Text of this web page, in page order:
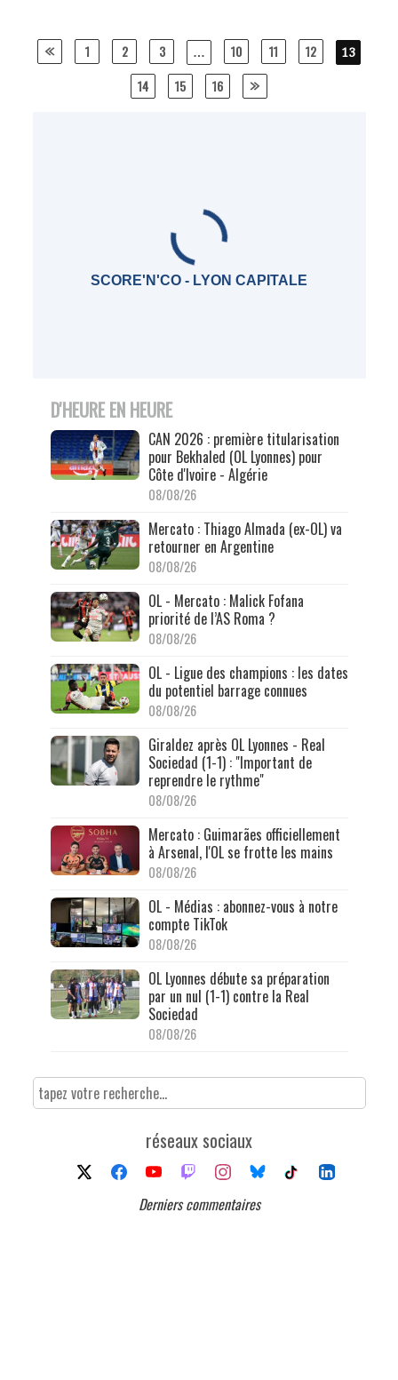
Posts 1 2 3 … 10 11 12 13
14 15 16
SCORE'N'CO - LYON CAPITALE
D'HEURE EN HEURE
CAN 2026 : première titularisation
pour Bekhaled (OL Lyonnes) pour
Côte d'Ivoire - Algérie
08/08/26
Mercato : Thiago Almada (ex-OL) va
retourner en Argentine
08/08/26
OL - Mercato : Malick Fofana
priorité de l’AS Roma ?
08/08/26
OL - Ligue des champions : les dates
du potentiel barrage connues
08/08/26
Giraldez après OL Lyonnes - Real
Sociedad (1-1) : "Important de
reprendre le rythme"
08/08/26
Mercato : Guimarães officiellement
à Arsenal, l'OL se frotte les mains
08/08/26
OL - Médias : abonnez-vous à notre
compte TikTok
08/08/26
OL Lyonnes débute sa préparation
par un nul (1-1) contre la Real
Sociedad
08/08/26
réseaux sociaux
Derniers commentaires